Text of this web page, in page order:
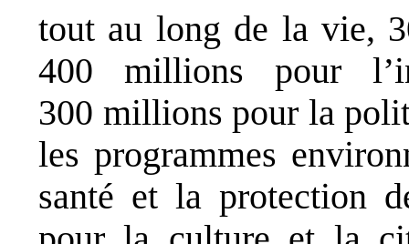
tout au long de la vie,
400 millions pour
300 millions pour la
les programmes
santé et la protection